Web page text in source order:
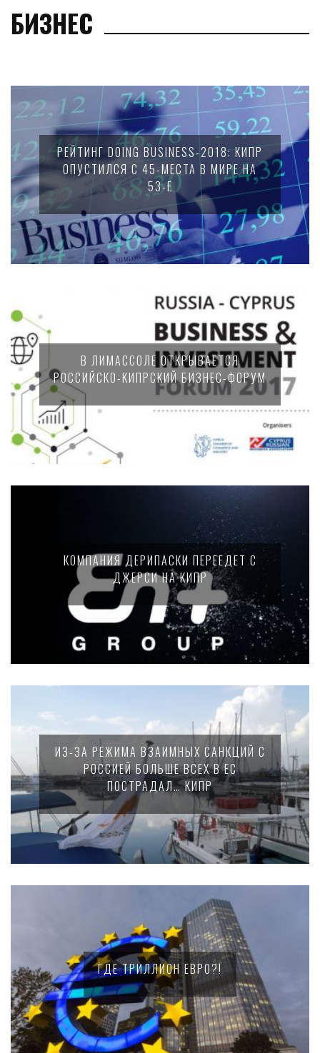
БИЗНЕС
РЕЙТИНГ DOING BUSINESS-2018: КИПР
ОПУСТИЛСЯ С 45-МЕСТА В МИРЕ НА
53-Е
В ЛИМАССОЛЕ ОТКРЫВАЕТСЯ
РОССИЙСКО-КИПРСКИЙ БИЗНЕС-ФОРУМ
КОМПАНИЯ ДЕРИПАСКИ ПЕРЕЕДЕТ С
ДЖЕРСИ НА КИПР
ИЗ-ЗА РЕЖИМА ВЗАИМНЫХ САНКЦИЙ С
РОССИЕЙ БОЛЬШЕ ВСЕХ В ЕС
ПОСТРАДАЛ… КИПР
ГДЕ ТРИЛЛИОН ЕВРО?!